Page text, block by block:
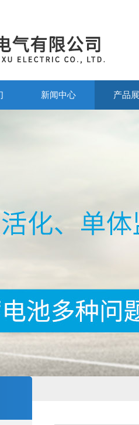
新闻中心 产品